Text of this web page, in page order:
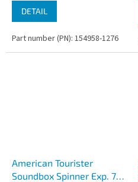
DETAIL
Part number (PN): 154958-1276
American Tourister
Soundbox Spinner Exp. 77